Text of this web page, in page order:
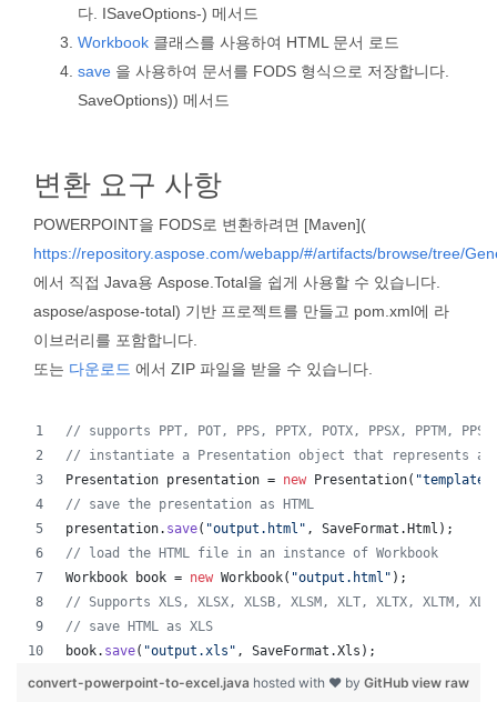
다. ISaveOptions-) 메서드
Workbook 클래스를 사용하여 HTML 문서 로드
save 을 사용하여 문서를 FODS 형식으로 저장합니다.
SaveOptions)) 메서드
변환 요구 사항
POWERPOINT을 FODS로 변환하려면 [Maven](
https://repository.aspose.com/webapp/#/artifacts/browse/tree/
에서 직접 Java용 Aspose.Total을 쉽게 사용할 수 있습니다.
aspose/aspose-total) 기반 프로젝트를 만들고 pom.xml에 라
이브러리를 포함합니다.
또는 다운로드 에서 ZIP 파일을 받을 수 있습니다.
// supports PPT, POT, PPS, PPTX, POTX, PPSX, PPTM,
// instantiate a Presentation object that represents a
Presentation presentation = new Presentation(
// save the presentation as HTML
presentation. save( "output.html" , SaveFormat . Html );
// load the HTML file in an instance of Workbook
Workbook
book = new Workbook( "output.html" );
// Supports XLS, XLSX, XLSB, XLSM, XLT, XLTX, XLTM,
// save HTML as XLS
book. save( "output.xls" , SaveFormat .Xls );
view raw
convert-powerpoint-to-excel.java hosted with ❤ by GitHub